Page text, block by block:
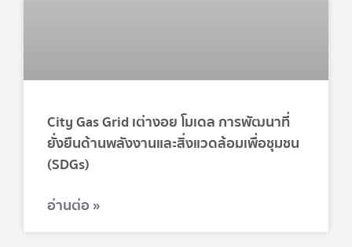
City Gas Grid เต่างอย โมเดล การพัฒนาที่
ยั่งยืนด้านพลังงานและสิ่งแวดล้อมเพื่อชุมชน
(SDGs)
อ่านต่อ »